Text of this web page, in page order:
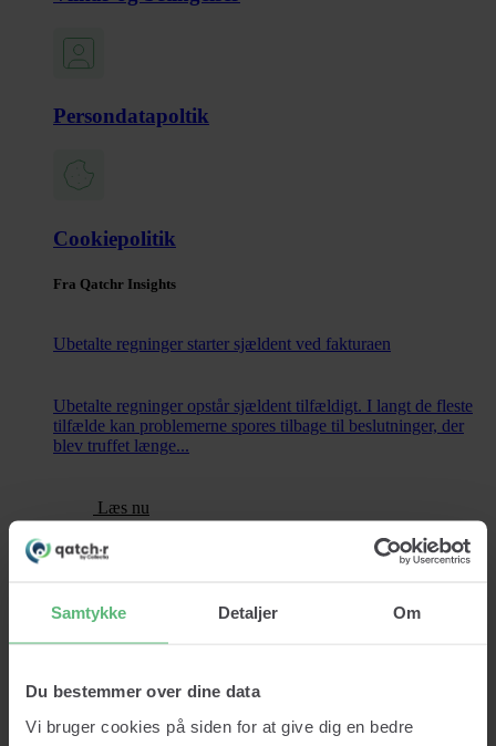
Samtykke Detaljer Om
Du bestemmer over dine data
Vi bruger cookies på siden for at give dig en bedre
Persondatapoltik
Cookiepolitik
Fra Qatchr Insights
Ubetalte regninger starter sjældent ved fakturaen
Ubetalte regninger opstår sjældent tilfældigt. I langt de fleste
tilfælde kan problemerne spores tilbage til beslutninger, der
blev truffet længe...
Læs nu
Kontakt
Services
Monitorering
Kreditrapport